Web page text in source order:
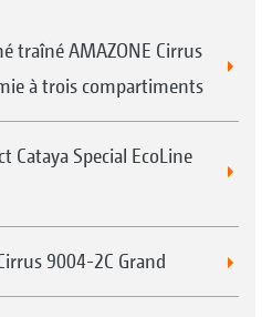
traîné AMAZONE Cirrus
à trois compartiments
Cataya Special EcoLine
9004-2C Grand